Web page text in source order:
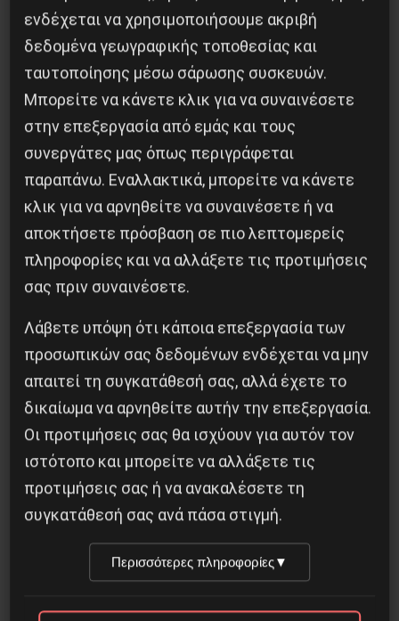
Το ΑΙ βαθαίνει την Κρίση
4 Αυγούστου 2026
Besa, το νέο πολιτικό μανιφέστο του Ράμα
5 Αυγούστου 2026
ενδέχεται να χρησιμοποιήσουμε ακριβή
δεδομένα γεωγραφικής τοποθεσίας και
ταυτοποίησης μέσω σάρωσης συσκευών.
Μπορείτε να κάνετε κλικ για να συναινέσετε
στην επεξεργασία από εμάς και τους
συνεργάτες μας όπως περιγράφεται
παραπάνω. Εναλλακτικά, μπορείτε να κάνετε
κλικ για να αρνηθείτε να συναινέσετε ή να
αποκτήσετε πρόσβαση σε πιο λεπτομερείς
πληροφορίες και να αλλάξετε τις προτιμήσεις
σας πριν συναινέσετε.
Λάβετε υπόψη ότι κάποια επεξεργασία των
προσωπικών σας δεδομένων ενδέχεται να μην
απαιτεί τη συγκατάθεσή σας, αλλά έχετε το
δικαίωμα να αρνηθείτε αυτήν την επεξεργασία.
Οι προτιμήσεις σας θα ισχύουν για αυτόν τον
ιστότοπο και μπορείτε να αλλάξετε τις
προτιμήσεις σας ή να ανακαλέσετε τη
συγκατάθεσή σας ανά πάσα στιγμή.
Περισσότερες πληροφορίες▼